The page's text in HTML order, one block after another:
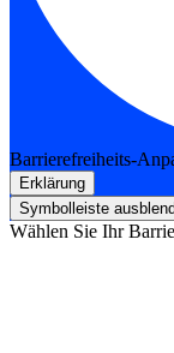
Barrierefreiheits-
Erklärung
Symbolleiste
Wählen Sie Ihr